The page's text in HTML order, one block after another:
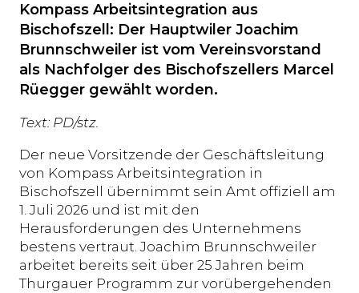
Kompass Arbeitsintegration aus
Bischofszell: Der Hauptwiler Joachim
Brunnschweiler ist vom Vereinsvorstand
als Nachfolger des Bischofszellers Marcel
Rüegger gewählt worden.
Text: PD/stz.
Der neue Vorsitzende der Geschäftsleitung
von Kompass Arbeitsintegration in
Bischofszell übernimmt sein Amt offiziell am
1. Juli 2026 und ist mit den
Herausforderungen des Unternehmens
bestens vertraut. Joachim Brunnschweiler
arbeitet bereits seit über 25 Jahren beim
Thurgauer Programm zur vorübergehenden